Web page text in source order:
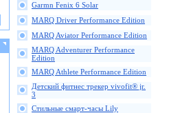
Garmn Fenix 6 Solar
MARQ Driver Performance Edition
MARQ Aviator Performance Edition
MARQ Adventurer Performance
Edition
MARQ Athlete Performance Edition
Детский фитнес трекер vivofit® jr.
3
Стильные смарт-часы Lily